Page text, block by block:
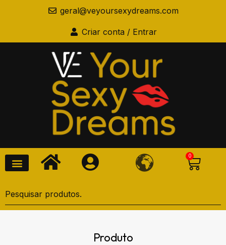
geral@veyoursexydreams.com
Criar conta / Entrar
0
Produto